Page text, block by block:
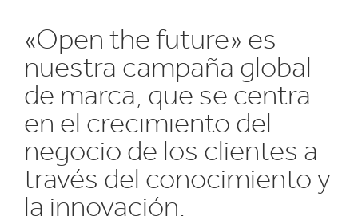
«Open the future» es
nuestra campaña global
de marca, que se centra
en el crecimiento del
negocio de los clientes a
través del conocimiento y
la innovación.